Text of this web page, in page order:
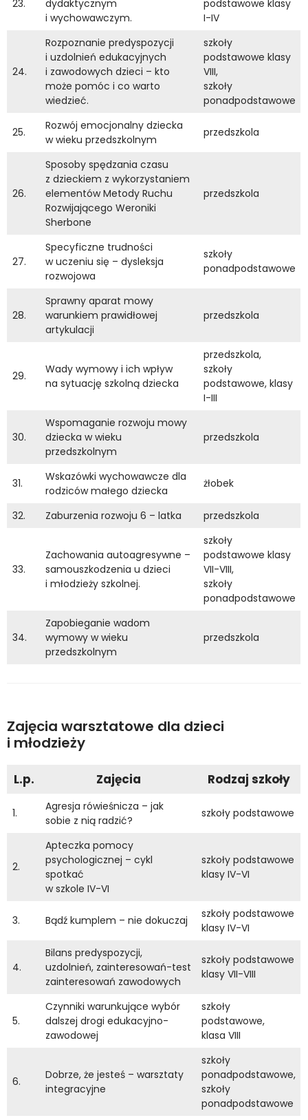
23.
dydaktycznym
i wychowawczym.
podstawowe klasy
I-IV
24.
Rozpoznanie predyspozycji
i uzdolnień edukacyjnych
i zawodowych dzieci – kto
może pomóc i co warto
wiedzieć.
szkoły
podstawowe klasy
VIII,
szkoły
ponadpodstawowe
25.
Rozwój emocjonalny dziecka
w wieku przedszkolnym
przedszkola
26.
Sposoby spędzania czasu
z dzieckiem z wykorzystaniem
elementów Metody Ruchu
Rozwijającego Weroniki
Sherbone
przedszkola
27.
Specyficzne trudności
w uczeniu się – dysleksja
rozwojowa
szkoły
ponadpodstawowe
28.
Sprawny aparat mowy
warunkiem prawidłowej
artykulacji
przedszkola
29.
Wady wymowy i ich wpływ
na sytuację szkolną dziecka
przedszkola,
szkoły
podstawowe, klasy
I-III
30.
Wspomaganie rozwoju mowy
dziecka w wieku
przedszkolnym
przedszkola
31.
Wskazówki wychowawcze dla
rodziców małego dziecka
żłobek
32. Zaburzenia rozwoju 6 – latka przedszkola
33.
Zachowania autoagresywne –
samouszkodzenia u dzieci
i młodzieży szkolnej.
szkoły
podstawowe klasy
VII-VIII,
szkoły
ponadpodstawowe
34.
Zapobieganie wadom
wymowy w wieku
przedszkolnym
przedszkola
Zajęcia warsztatowe dla dzieci
i młodzieży
L.p. Zajęcia Rodzaj szkoły
1.
Agresja rówieśnicza – jak
sobie z nią radzić?
szkoły podstawowe
2.
Apteczka pomocy
psychologicznej – cykl
spotkać
w szkole IV-VI
szkoły podstawowe
klasy IV-VI
3. Bądź kumplem – nie dokuczaj
szkoły podstawowe
klasy IV-VI
4.
Bilans predyspozycji,
uzdolnień, zainteresowań-test
zainteresowań zawodowych
szkoły podstawowe
klasy VII-VIII
5.
Czynniki warunkujące wybór
dalszej drogi edukacyjno-
zawodowej
szkoły
podstawowe,
klasa VIII
6.
Dobrze, że jesteś – warsztaty
integracyjne
szkoły
ponadpodstawowe,
szkoły
ponadpodstawowe